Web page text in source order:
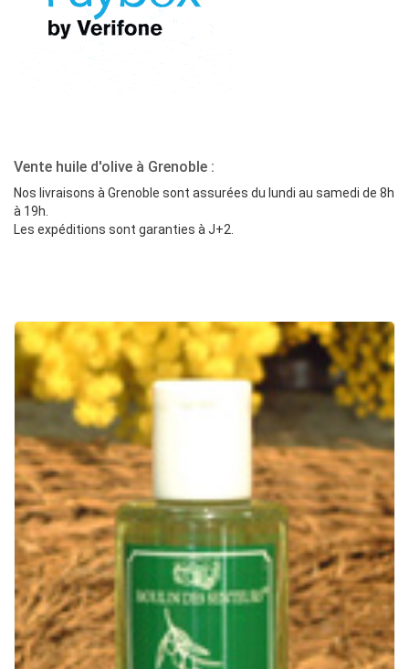
Vente huile d'olive à Grenoble :
Nos livraisons à Grenoble sont assurées du lundi au samedi de 8h
à 19h.
Les expéditions sont garanties à J+2.